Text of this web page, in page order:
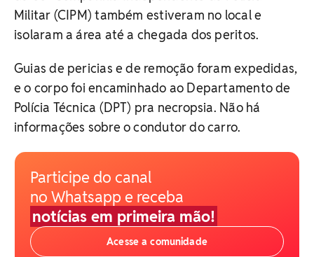
Militar (CIPM) também estiveram no local e
isolaram a área até a chegada dos peritos.
Guias de pericias e de remoção foram expedidas,
e o corpo foi encaminhado ao Departamento de
Polícia Técnica (DPT) pra necropsia. Não há
informações sobre o condutor do carro.
Participe do canal
no Whatsapp e receba
notícias em primeira mão!
Acesse a comunidade